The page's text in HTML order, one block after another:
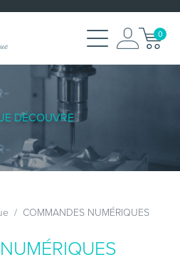
0
DÉCOUVRE
COMMANDES NUMÉRIQUES